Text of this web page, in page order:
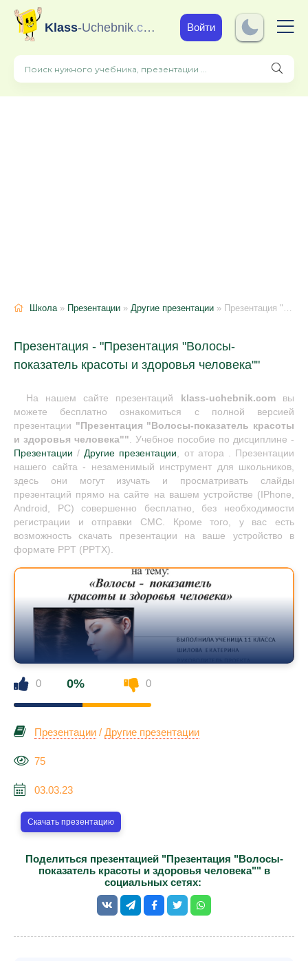
Klass-Uchebnik.com Войти
Школа» Презентации » Другие презентации » Презентация "Волосы-показатель красоты и здоровья человека"
Презентация - "Презентация "Волосы-
показатель красоты и здоровья человека""
На нашем сайте презентаций klass-uchebnik.comвы
можете бесплатно ознакомиться с полной версией
презентации "Презентация "Волосы-показатель красоты
и здоровья человека"". Учебное пособие по дисциплине -
Презентации /Другие презентации, от атора . Презентации
нашего сайта - незаменимый инструмент для школьников,
здесь они могут изучать и просматривать слайды
презентаций прямо на сайте на вашем устройстве (IPhone,
Android, PC) совершенно бесплатно, без необходимости
регистрации и отправки СМС. Кроме того, у вас есть
возможность скачать презентации на ваше устройство в
формате PPT (PPTX).
0 0% 0
Презентации / Другие презентации
75
03.03.23
Скачать презентацию
Поделиться презентацией "Презентация "Волосы-
показатель красоты и здоровья человека"" в
социальных сетях: